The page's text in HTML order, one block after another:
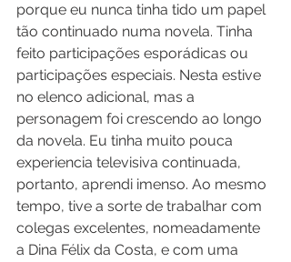
porque eu nunca tinha tido um papel
tão continuado numa novela. Tinha
feito participações esporádicas ou
participações especiais. Nesta estive
no elenco adicional, mas a
personagem foi crescendo ao longo
da novela. Eu tinha muito pouca
experiencia televisiva continuada,
portanto, aprendi imenso. Ao mesmo
tempo, tive a sorte de trabalhar com
colegas excelentes, nomeadamente
a Dina Félix da Costa, e com uma